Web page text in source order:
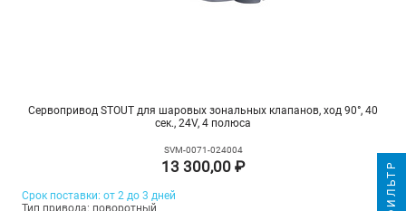
Сервопривод STOUT для шаровых зональных клапанов, ход 90°, 40
сек., 24V, 4 полюса
SVM-0071-024004
13 300,00 ₽
Срок поставки: от 2 до 3 дней
Тип привода: поворотный
ФИЛЬТР